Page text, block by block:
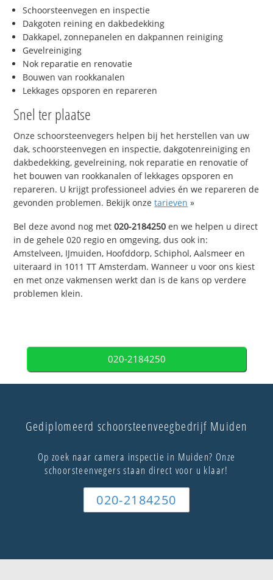
Schoorsteenvegen en inspectie
Dakgoten reining en dakbedekking
Dakkapel, zonnepanelen en dakpannen reiniging
Gevelreiniging
Nok reparatie en renovatie
Bouwen van rookkanalen
Lekkages opsporen en repareren
Snel ter plaatse
Onze schoorsteenvegers helpen bij het herstellen van uw
dak, schoorsteenvegen en inspectie, dakgotenreiniging en
dakbedekking, gevelreining, nok reparatie en renovatie of
het bouwen van rookkanalen of lekkages opsporen en
repareren. U krijgt professioneel advies én we repareren de
gevonden problemen. Bekijk onzetarieven »
Bel deze avond nog met020-2184250 en we helpen u direct
in de gehele 020 regio en omgeving, dus ook in:
Amstelveen, IJmuiden, Hoofddorp, Schiphol, Aalsmeer en
uiteraard in 1011 TT Amsterdam. Wanneer u voor ons kiest
en met onze vakmensen werkt dan is de kans op verdere
problemen klein.
020-2184250
Gediplomeerd schoorsteenveegbedrijf Muiden
Op zoek naar camera inspectie in Muiden? Onze
schoorsteenvegers staan direct voor u klaar!
020-2184250